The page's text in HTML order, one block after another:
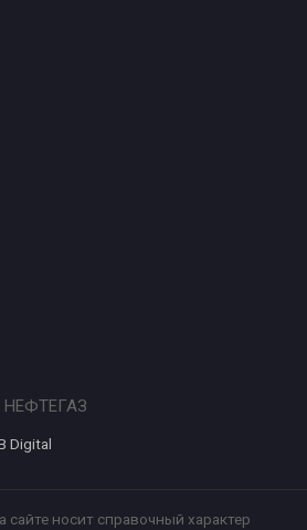
Digital
сайте носит справочный характер